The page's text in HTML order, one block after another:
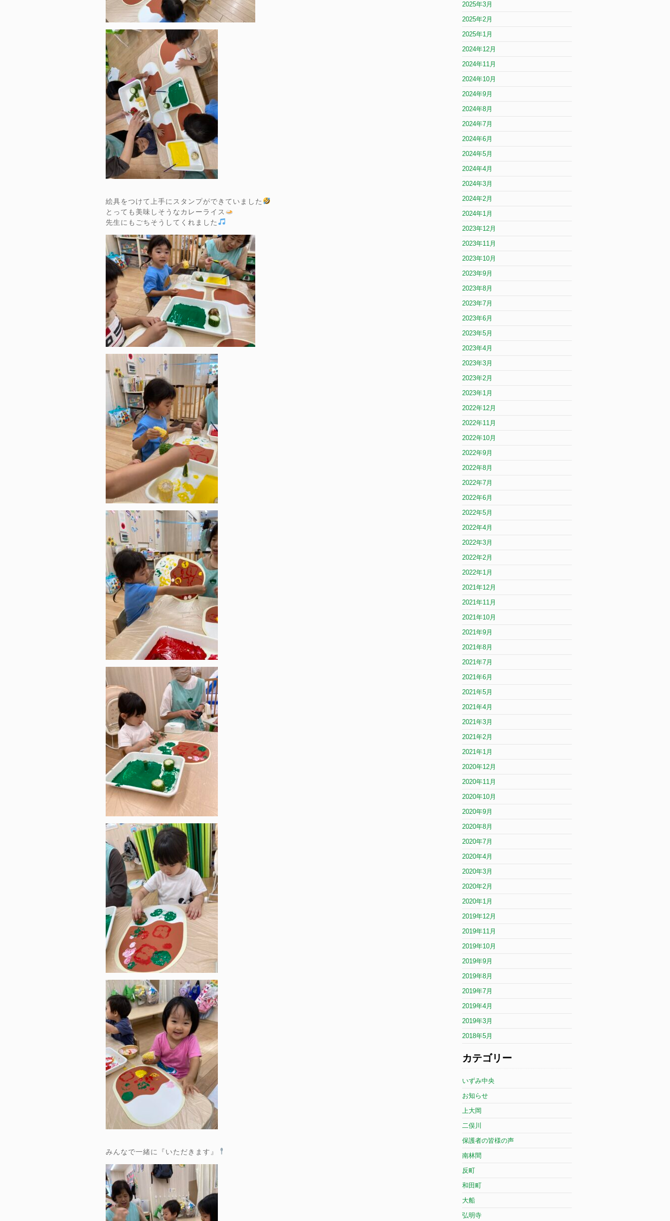
絵具をつけて上手にスタンプができていました
とっても美味しそうなカレーライス
先生にもごちそうしてくれました
みんなで一緒に『いただきます』
2025年3月
2025年2月
2025年1月
2024年12月
2024年11月
2024年10月
2024年9月
2024年8月
2024年7月
2024年6月
2024年5月
2024年4月
2024年3月
2024年2月
2024年1月
2023年12月
2023年11月
2023年10月
2023年9月
2023年8月
2023年7月
2023年6月
2023年5月
2023年4月
2023年3月
2023年2月
2023年1月
2022年12月
2022年11月
2022年10月
2022年9月
2022年8月
2022年7月
2022年6月
2022年5月
2022年4月
2022年3月
2022年2月
2022年1月
2021年12月
2021年11月
2021年10月
2021年9月
2021年8月
2021年7月
2021年6月
2021年5月
2021年4月
2021年3月
2021年2月
2021年1月
2020年12月
2020年11月
2020年10月
2020年9月
2020年8月
2020年7月
2020年4月
2020年3月
2020年2月
2020年1月
2019年12月
2019年11月
2019年10月
2019年9月
2019年8月
2019年7月
2019年4月
2019年3月
2018年5月
カテゴリー
いずみ中央
お知らせ
上大岡
二俣川
保護者の皆様の声
南林間
反町
和田町
大船
弘明寺